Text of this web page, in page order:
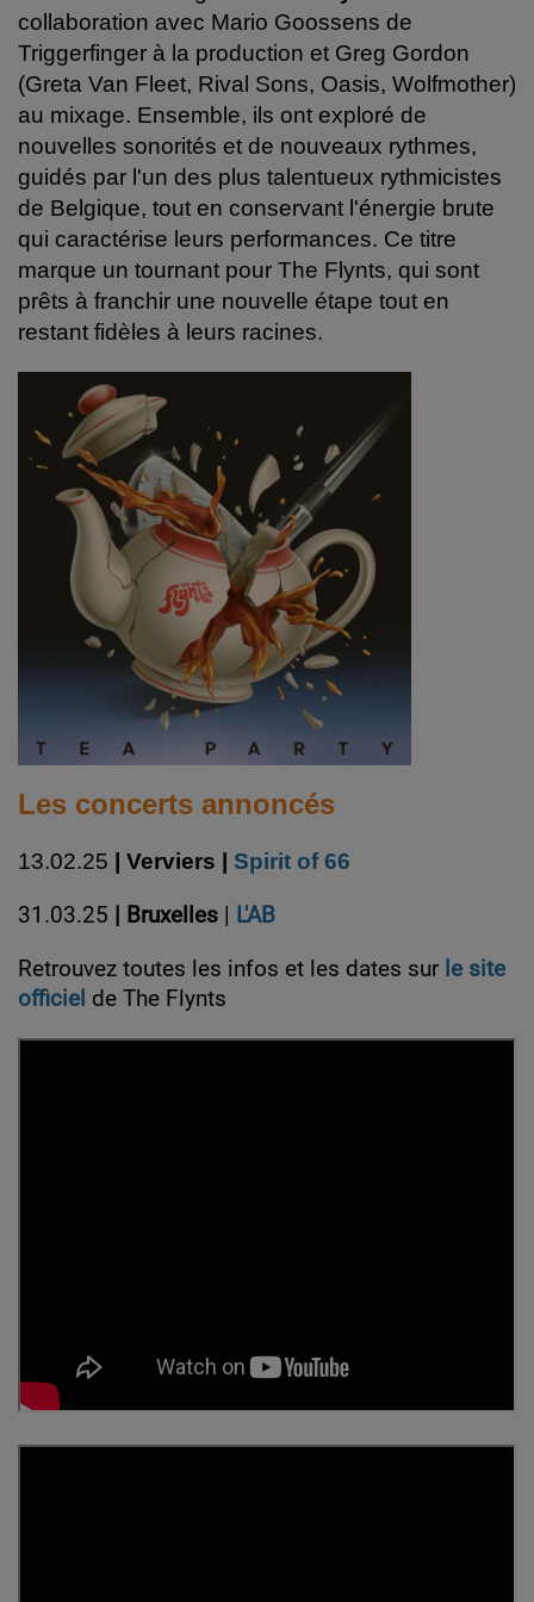
collaboration avec Mario Goossens de
Triggerfinger à la production et Greg Gordon
(Greta Van Fleet, Rival Sons, Oasis, Wolfmother)
au mixage. Ensemble, ils ont exploré de
nouvelles sonorités et de nouveaux rythmes,
guidés par l'un des plus talentueux rythmicistes
de Belgique, tout en conservant l'énergie brute
qui caractérise leurs performances. Ce titre
marque un tournant pour The Flynts, qui sont
prêts à franchir une nouvelle étape tout en
restant fidèles à leurs racines.
Les concerts annoncés
13.02.25 | Verviers | Spirit of 66
31.03.25 | Bruxelles L'AB
Retrouvez toutes les infos et les dates sur le site
officiel de The Flynts